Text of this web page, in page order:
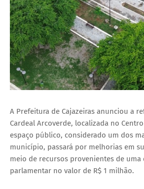
A Prefeitura de Cajazeiras anunciou a
Cardeal Arcoverde, localizada no
espaço público, considerado um dos
município, passará por melhorias em
meio de recursos provenientes de uma
parlamentar no valor de R$ 1 milhão.